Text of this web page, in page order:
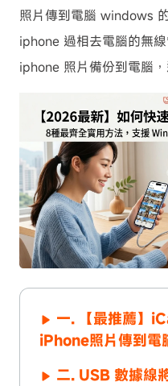
照片傳到電腦 windows
iphone 過相去電腦的無
iphone 照片備份到電腦，
一. 【最推薦】
iPhone照片傳到電
二. USB 數據線